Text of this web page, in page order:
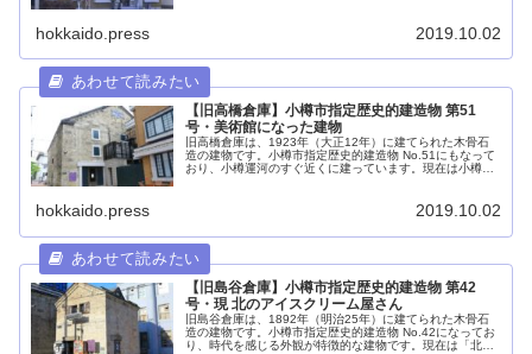
hokkaido.press 2019.10.02
【旧高橋倉庫】小樽市指定歴史的建造物 第51
号・美術館になった建物
旧高橋倉庫は、1923年（大正12年）に建てられた木骨石
造の建物です。小樽市指定歴史的建造物 No.51にもなって
おり、小樽運河のすぐ近くに建っています。現在は小樽芸
hokkaido.press 2019.10.02
【旧島谷倉庫】小樽市指定歴史的建造物 第42
号・現 北のアイスクリーム屋さん
旧島谷倉庫は、1892年（明治25年）に建てられた木骨石
造の建物です。小樽市指定歴史的建造物 No.42になってお
り、時代を感じる外観が特徴的な建物です。現在は「北の